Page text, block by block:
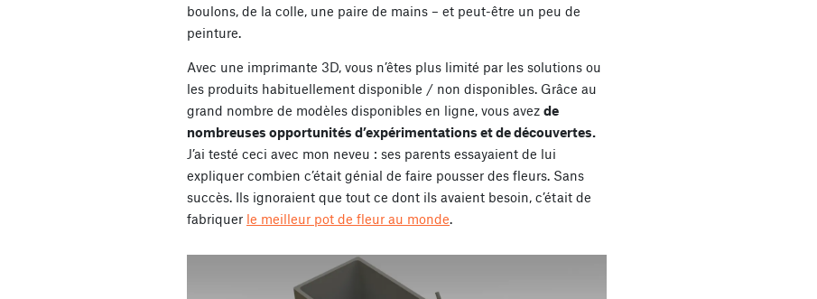
boulons, de la colle, une paire de mains – et peut-être un peu de
peinture.
Avec une imprimante 3D, vous n’êtes plus limité par les solutions ou
les produits habituellement disponible / non disponibles. Grâce au
grand nombre de modèles disponibles en ligne, vous avez de
nombreuses opportunités d’expérimentations et de découvertes.
J’ai testé ceci avec mon neveu : ses parents essayaient de lui
expliquer combien c’était génial de faire pousser des fleurs. Sans
succès. Ils ignoraient que tout ce dont ils avaient besoin, c’était de
fabriquer le meilleur pot de fleur au monde.